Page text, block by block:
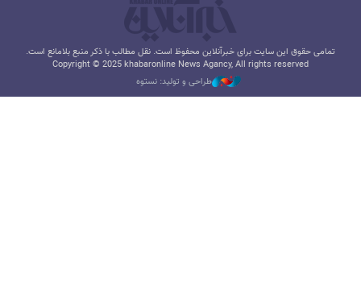
تمامی حقوق این سایت برای خبرآنلاین محفوظ است. نقل مطالب با ذکر منبع بلامانع است.
Copyright © 2025 khabaronline News Agancy, All rights reserved
طراحی و تولید: نستوه